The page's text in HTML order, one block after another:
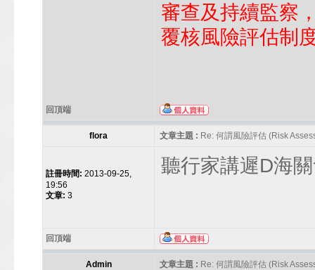
審查及持續監察
覆核風險評估制
回頂端
flora 文章主題 : Re: 何謂風險評估 (Risk
註冊時間: 2013-09-25,
19:56
文章: 3
聽行家講遲D海
回頂端
Admin 文章主題 : Re: 何謂風險評估 (Risk